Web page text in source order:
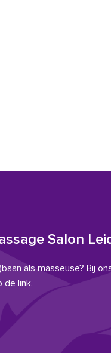
Salon
als masseuse? Bij
de link.